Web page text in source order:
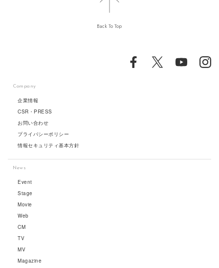
Back To Top
Company
企業情報
CSR・PRESS
お問い合わせ
プライバシーポリシー
情報セキュリティ基本方針
News
Event
Stage
Movie
Web
CM
TV
MV
Magazine